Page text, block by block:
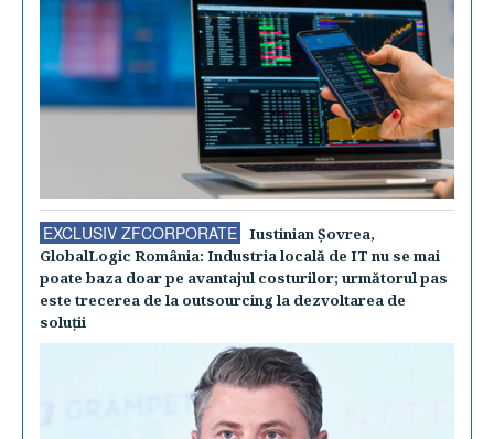
EXCLUSIV ZFCORPORATE
Iustinian Şovrea,
GlobalLogic România: Industria locală de IT nu se mai
poate baza doar pe avantajul costurilor; următorul pas
este trecerea de la outsourcing la dezvoltarea de
soluţii